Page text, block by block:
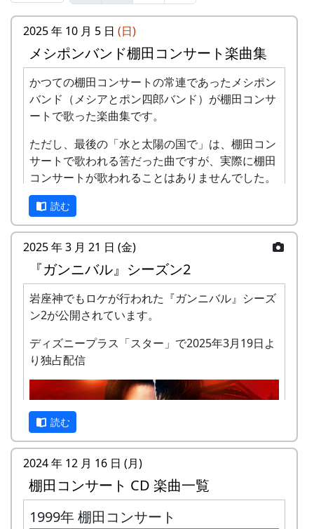
2025 年 10 月 5 日 (日)
メシポンバンド棚田コンサート楽曲集
かつての棚田コンサートの常連であったメシポン
バンド（メシアとポン四郎バンド）が棚田コンサ
ートで歌った楽曲集です。
ただし、最後の「水と太陽の国で」は、棚田コン
サートで歌われる筈だった曲ですが、実際に棚田
コンサートが歌われることはありませんでした。
棚田のうた ～ふるさと加美の里へ～
私達メシポンバンドが若い頃連続出場を果たして
ガーの“坂庭省悟さん”を始め審査員の方が見守る
中、毎年優秀バンドが表彰されました。
私達は、この「棚田のうた ～ふるさと加美の里
へ～」で出場した年、“２位”に入ることができま
した。賞品は何と！「地元産の卵、半年分」でし
た。
読む
2025 年 3 月 21 日 (金)
『ガンニバル』シーズン2
岩座神でもロケが行われた『ガンニバル』シーズ
ン2が公開されています。
ディズニープラス「スター」で2025年3月19日よ
り独占配信
読む
2024 年 12 月 16 日 (月)
棚田コンサート CD 楽曲一覧
1999年 棚田コンサート